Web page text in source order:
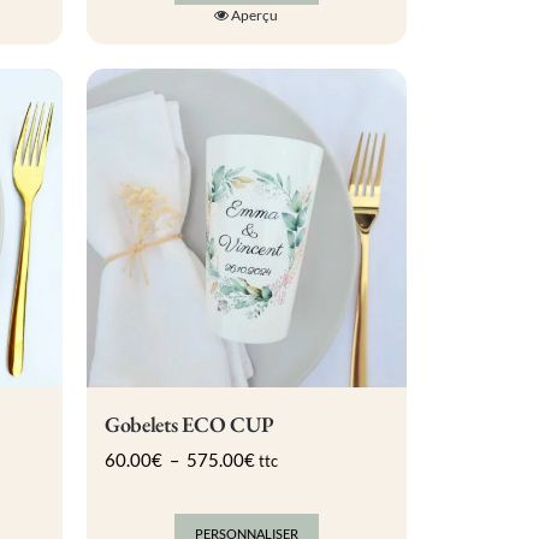
Aperçu
Gobelets ECO CUP
60.00€ – 575.00€Plage
ttc
PERSONNALISER